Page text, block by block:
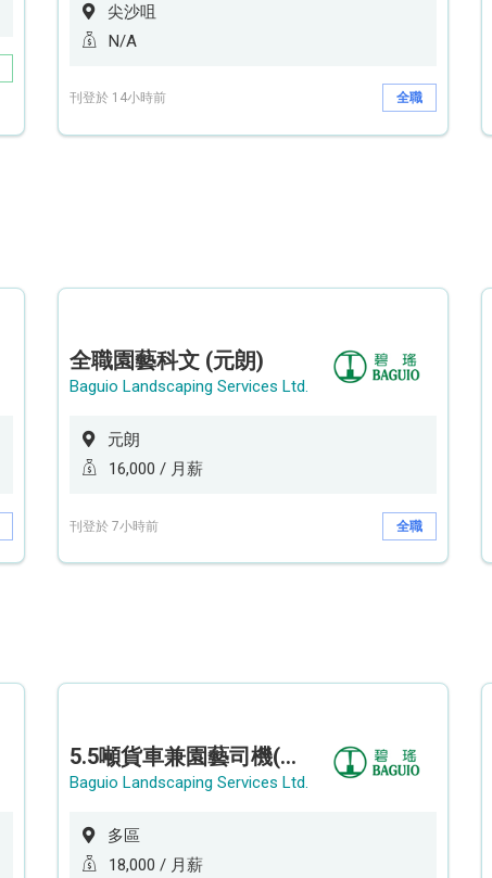
尖沙咀
N/A
刊登於 14小時前 全職
全職園藝科文 (元朗)
Baguio Landscaping Services Ltd.
元朗
16,000 / 月薪
刊登於 7小時前 全職
5.5噸貨車兼園藝司機(港九新界)
Baguio Landscaping Services Ltd.
多區
18,000 / 月薪